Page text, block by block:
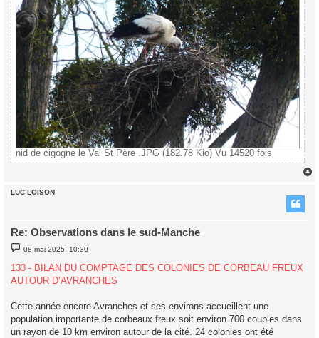
nid de cigogne le Val St Père .JPG (182.78 Kio) Vu 14520 fois
LUC LOISON
Re: Observations dans le sud-Manche
M
e
s
s
a
08 mai 2025, 10:30
133 - BILAN DU COMPTAGE DES COLONIES DE CORBEAU FREUX
AUTOUR D’AVRANCHES
Cette année encore Avranches et ses environs accueillent une
population importante de corbeaux freux soit environ 700 couples dans
un rayon de 10 km environ autour de la cité. 24 colonies ont été